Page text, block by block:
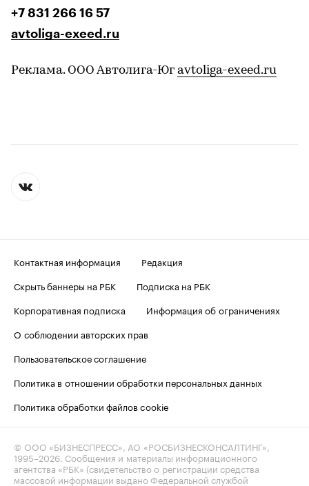
+7 831 266 16 57
avtoliga-exeed.ru
Реклама. ООО Автолига-Юг avtoliga-exeed.ru
Контактная информация
Редакция
Скрыть баннеры на РБК
Подписка на РБК
Корпоративная подписка
Информация об ограничениях
О соблюдении авторских прав
Пользовательское соглашение
Политика в отношении обработки персональных данных
Политика обработки файлов cookie
© ООО «БИЗНЕСПРЕСС», АО «РОСБИЗНЕСКОНСАЛТИНГ»,
1995–2026. Сообщения и материалы информационного
агентства «РБК» (свидетельство о регистрации средства
массовой информации выдано Федеральной службой